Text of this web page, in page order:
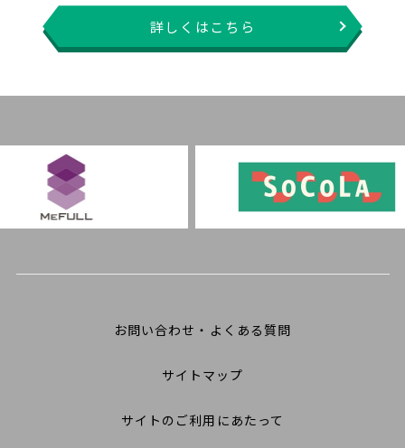
詳しくはこちら
お問い合わせ・よくある質問
サイトマップ
サイトのご利用にあたって